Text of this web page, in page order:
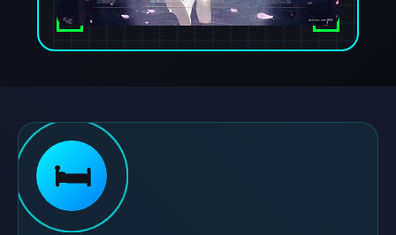
🛏️